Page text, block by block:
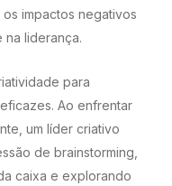
impactos negativos
liderança.
para
Ao enfrentar
um líder criativo
de brainstorming,
caixa e explorando